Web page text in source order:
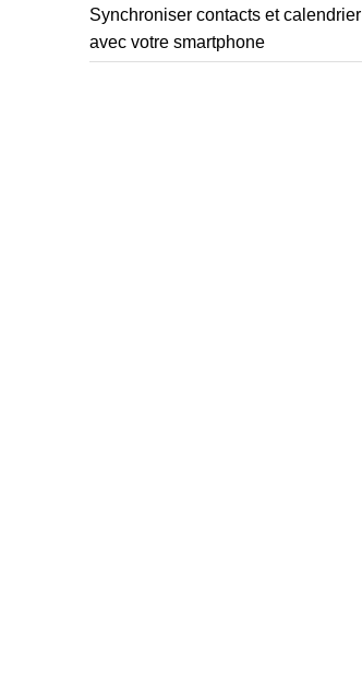
Synchroniser contacts et calendrier
avec votre smartphone